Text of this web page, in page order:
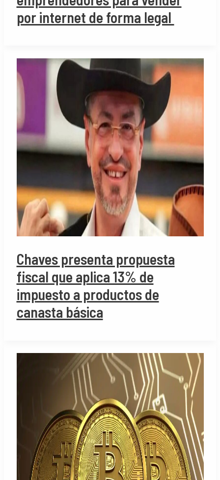
por internet de forma legal
Chaves presenta propuesta
fiscal que aplica 13% de
impuesto a productos de
canasta básica